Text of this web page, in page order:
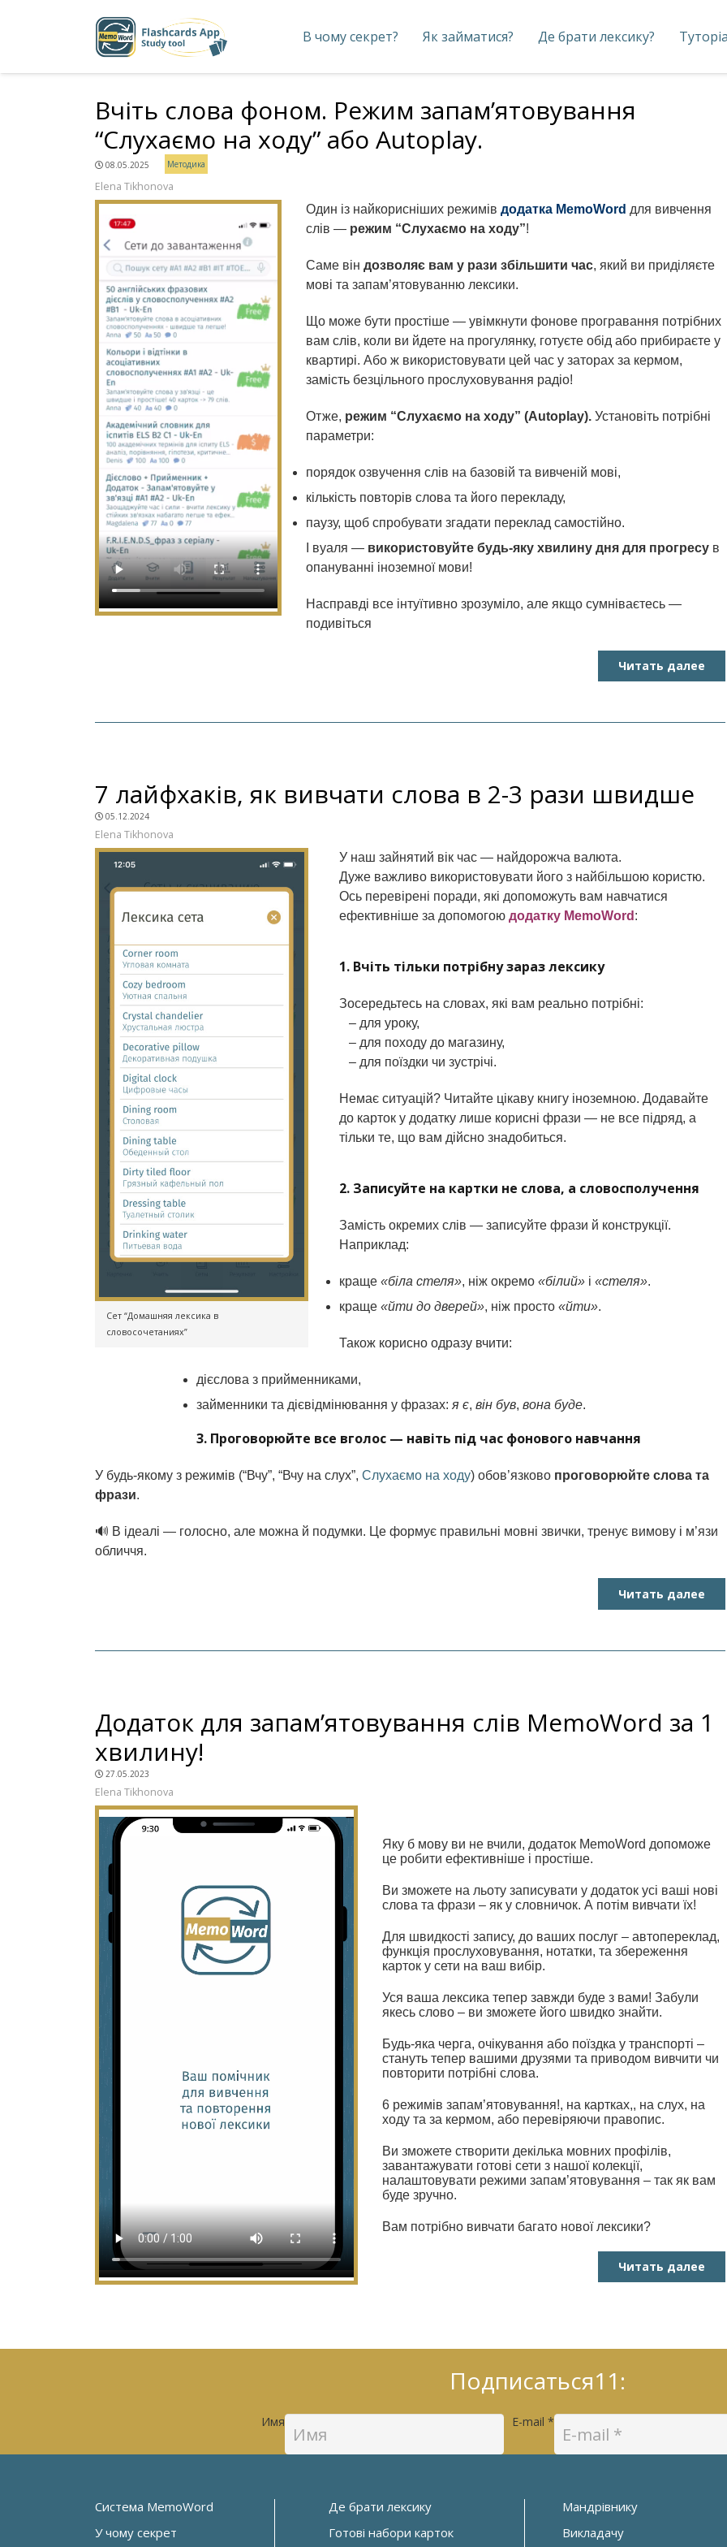
В чому секрет? Як займатися? Де брати лексику?
Вчіть слова фоном. Режим запам’ятовування
“Слухаємо на ходу” або Autoplay.
08.05.2025 Методика
Elena Tikhonova
Один із найкорисніших режимів додатка MemoWord для вивчення
слів — режим “Слухаємо на ходу”!
Саме він дозволяє вам у рази збільшити час, який ви приділяєте
мові та запам’ятовуванню лексики.
Що може бути простіше — увімкнути фонове програвання потрібних
вам слів, коли ви йдете на прогулянку, готуєте обід або прибираєте у
квартирі. Або ж використовувати цей час у заторах за кермом,
замість безцільного прослуховування радіо!
Отже, режим “Слухаємо на ходу” (Autoplay). Установіть потрібні
параметри:
порядок озвучення слів на базовій та вивченій мові,
кількість повторів слова та його перекладу,
паузу, щоб спробувати згадати переклад самостійно.
І вуаля — використовуйте будь-яку хвилину дня для прогресу в
опануванні іноземної мови!
Насправді все інтуїтивно зрозуміло, але якщо сумніваєтесь —
подивіться
Читать далее
7 лайфхаків, як вивчати слова в 2-3 рази швидше
05.12.2024
Elena Tikhonova
Сет “Домашняя лексика в
словосочетаниях”
У наш зайнятий вік час — найдорожча валюта.
Дуже важливо використовувати його з найбільшою користю.
Ось перевірені поради, які допоможуть вам навчатися
ефективніше за допомогою додатку MemoWord :
1. Вчіть тільки потрібну зараз лексику
Зосередьтесь на словах, які вам реально потрібні:
– для уроку,
– для походу до магазину,
– для поїздки чи зустрічі.
Немає ситуацій? Читайте цікаву книгу іноземною. Додавайте
до карток у додатку лише корисні фрази — не все підряд, а
тільки те, що вам дійсно знадобиться.
2. Записуйте на картки не слова, а словосполучення
Замість окремих слів — записуйте фрази й конструкції.
Наприклад:
краще «біла стеля», ніж окремо «білий» і «стеля».
краще «йти до дверей», ніж просто «йти».
Також корисно одразу вчити:
дієслова з прийменниками,
займенники та дієвідмінювання у фразах: я є, він був, вона буде.
3. Проговорюйте все вголос — навіть під час фонового навчання
У будь-якому з режимів (“Вчу”, “Вчу на слух”, Слухаємо на ходу) обов’язково проговорюйте слова та
фрази.
🔊 В ідеалі — голосно, але можна й подумки. Це формує правильні мовні звички, тренує вимову і м’язи
обличчя.
Читать далее
Додаток для запам’ятовування слів MemoWord за 1
хвилину!
27.05.2023
Elena Tikhonova
Яку б мову ви не вчили, додаток MemoWord допоможе
це робити ефективніше і простіше.
Ви зможете на льоту записувати у додаток усі ваші нові
слова та фрази – як у словничок. А потім вивчати їх!
Для швидкості запису, до ваших послуг – автопереклад,
функція прослуховування, нотатки, та збереження
карток у сети на ваш вибір.
Уся ваша лексика тепер завжди буде з вами! Забули
якесь слово – ви зможете його швидко знайти.
Будь-яка черга, очікування або поїздка у транспорті –
стануть тепер вашими друзями та приводом вивчити чи
повторити потрібні слова.
6 режимів запам’ятовування!, на картках,, на слух, на
ходу та за кермом, або перевіряючи правопис.
Ви зможете створити декілька мовних профілів,
завантажувати готові сети з нашої колекції,
налаштовувати режими запам’ятовування – так як вам
буде зручно.
Вам потрібно вивчати багато нової лексики?
Читать далее
Подписаться11:
Имя E-mail *
Система MemoWord
У чому секрет
Де брати лексику
Готові набори карток
Мандрівнику
Викладачу